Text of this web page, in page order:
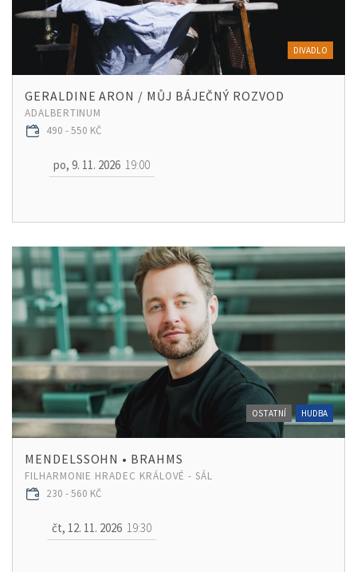
DIVADLO
GERALDINE ARON / MŮJ BÁJEČNÝ ROZVOD
ADALBERTINUM
490 - 550 KČ
po, 9. 11. 2026 19:00
OSTATNÍ HUDBA
MENDELSSOHN • BRAHMS
FILHARMONIE HRADEC KRÁLOVÉ - SÁL
230 - 560 KČ
čt, 12. 11. 2026 19:30